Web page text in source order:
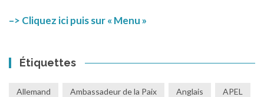
–> Cliquez ici puis sur « Menu »
Étiquettes
Allemand Ambassadeur de la Paix Anglais APEL